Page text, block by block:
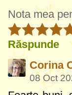
Nota mea
Răspunde
Corina
08 Oct